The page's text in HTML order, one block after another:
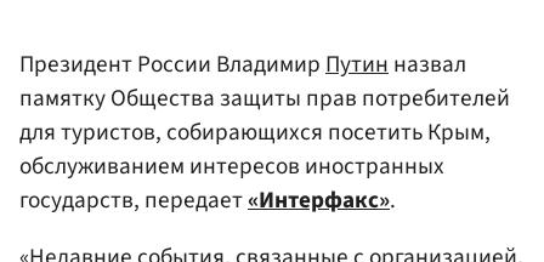
Президент России ВладимирПутинназвал
памятку Общества защиты прав потребителей
для туристов, собирающихся посетить Крым,
обслуживанием интересов иностранных
государств, передает«Интерфакс».